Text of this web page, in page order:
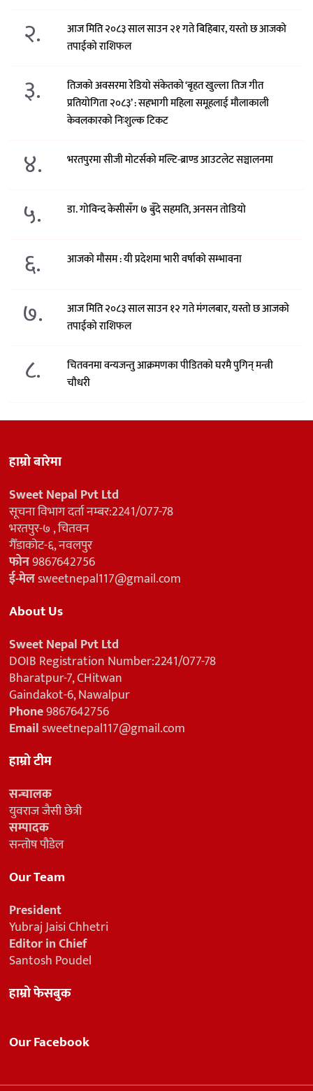
२.
आज मिति २०८३ साल साउन २१ गते बिहिबार, यस्तो छ आजको
तपाईको राशिफल
३.
तिजको अवसरमा रेडियो संकेतको ‘बृहत खुल्ला तिज गीत
प्रतियोगिता २०८३’ : सहभागी महिला समूहलाई मौलाकाली
केवलकारको निःशुल्क टिकट
४. भरतपुरमा सीजी मोटर्सको मल्टि-ब्राण्ड आउटलेट सञ्चालनमा
५. डा. गोविन्द केसीसँग ७ बुँदे सहमति, अनसन तोडियो
६. आजको मौसम : यी प्रदेशमा भारी वर्षाको सम्भावना
७.
आज मिति २०८३ साल साउन १२ गते मंगलबार, यस्तो छ आजको
तपाईको राशिफल
८.
चितवनमा वन्यजन्तु आक्रमणका पीडितको घरमै पुगिन् मन्त्री
चौधरी
हाम्रो बारेमा
Sweet Nepal Pvt Ltd
सूचना विभाग दर्ता नम्बर:2241/077-78
भरतपुर-७ , चितवन
गैँडाकोट-६, नवलपुर
फोन9867642756
ई-मेलsweetnepal117@gmail.com
About Us
Sweet Nepal Pvt Ltd
DOIB Registration Number:2241/077-78
Bharatpur-7, CHitwan
Gaindakot-6, Nawalpur
Phone9867642756
Emailsweetnepal117@gmail.com
हाम्रो टीम
सन्चालक
युवराज जैसी छेत्री
सम्पादक
सन्तोष पौडेल
Our Team
President
Yubraj Jaisi Chhetri
Editor in Chief
Santosh Poudel
हाम्रो फेसबुक
Our Facebook